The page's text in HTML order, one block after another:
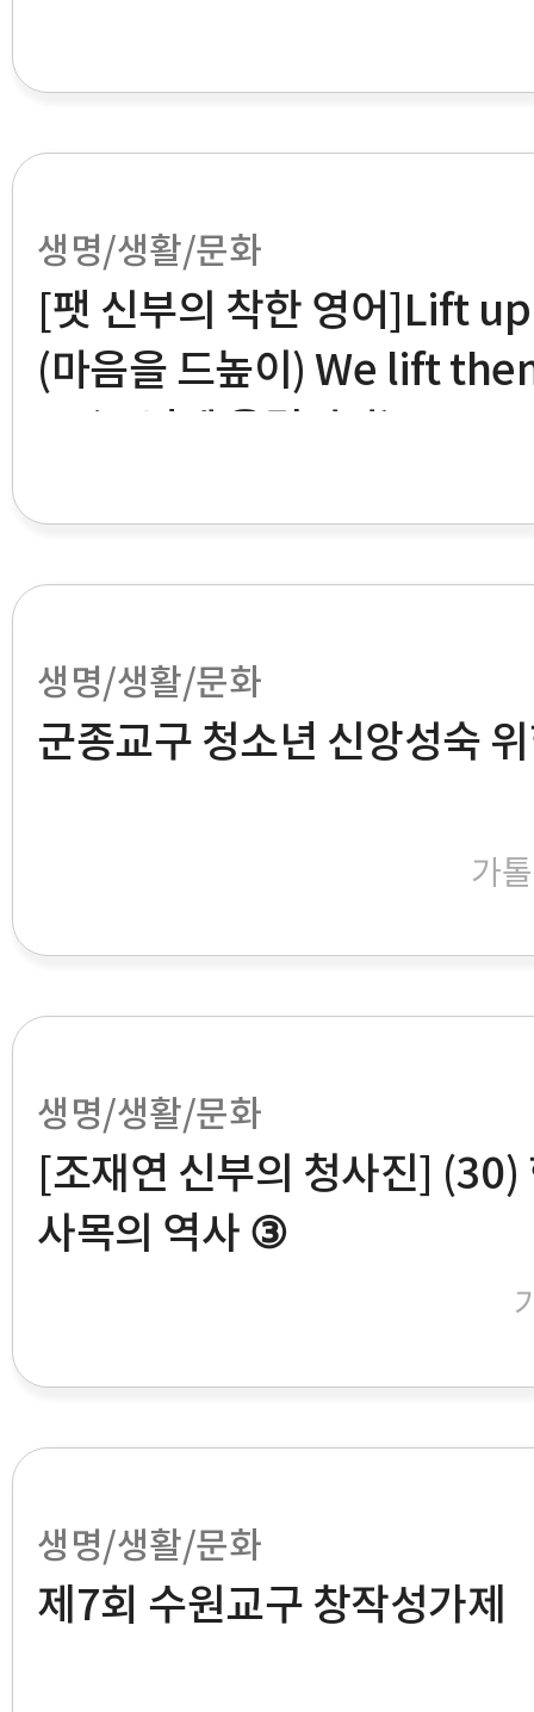
생명/생활/문화
[팻 신부의 착한 영어]Lift
(마음을 드높이) We lift
생명/생활/문화
군종교구 청소년 신앙성숙
가
생명/생활/문화
[조재연 신부의 청사진] (30)
사목의 역사 ③
생명/생활/문화
제7회 수원교구 창작성가제